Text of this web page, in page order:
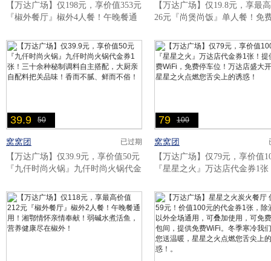
【万达广场】仅198元，享价值353元
『椒外餐厅』椒外4人餐！午晚餐通
鱼，营养健康尽在椒外！..
【万达广场】仅19.8元，享最
26元『尚煲尚饭』单人餐！免
老顾客进店品尝！..
39.9 50
窝窝团 已过期
【万达广场】仅39.9元，享价值50元
『九仟时尚火锅』九仟时尚火锅代金
配，大厨亲自配料把关品..
79 100
窝窝团
【万达广场】仅79元，享价值
『星星之火』万达店代金券1张
大开业，星星之火点燃您舌尖..